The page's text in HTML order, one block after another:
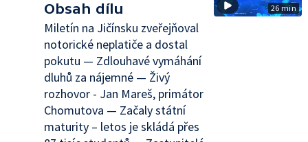
Obsah dílu
Miletín na Jičínsku zveřejňoval
notorické neplatiče a dostal
pokutu — Zdlouhavé vymáhání
dluhů za nájemné — Živý
rozhovor - Jan Mareš, primátor
Chomutova — Začaly státní
maturity – letos je skládá přes
26 min